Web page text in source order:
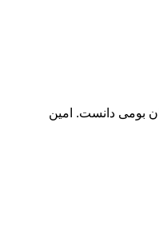
بومی دانست. امین